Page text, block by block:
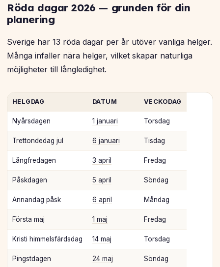
Röda dagar 2026 — grunden för din
planering
Sverige har 13 röda dagar per år utöver vanliga helger.
Många infaller nära helger, vilket skapar naturliga
möjligheter till långledighet.
HELGDAG DATUM VECKODAG
Nyårsdagen 1 januari Torsdag
Trettondedag jul 6 januari Tisdag
Långfredagen 3 april Fredag
Påskdagen 5 april Söndag
Annandag påsk 6 april Måndag
Första maj 1 maj Fredag
Kristi himmelsfärdsdag 14 maj Torsdag
Pingstdagen 24 maj Söndag